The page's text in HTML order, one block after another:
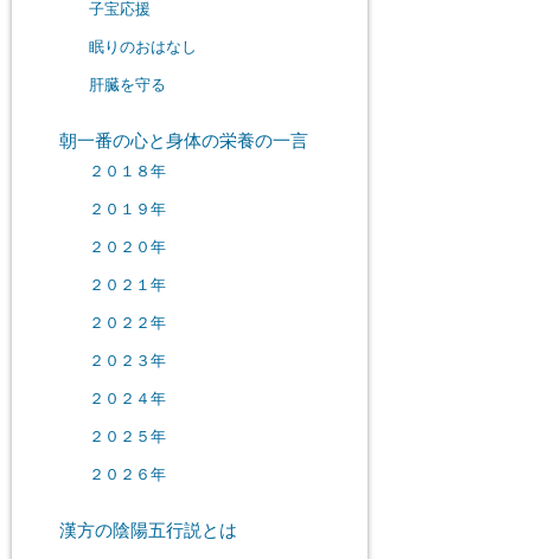
子宝応援
眠りのおはなし
肝臓を守る
朝一番の心と身体の栄養の一言
２０１８年
２０１９年
２０２０年
２０２１年
２０２２年
２０２３年
２０２４年
２０２５年
２０２６年
漢方の陰陽五行説とは